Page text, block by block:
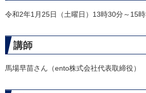
令和2年1月25日（土曜日）13時30分～15
講師
馬場早苗さん（ento株式会社代表取締役）